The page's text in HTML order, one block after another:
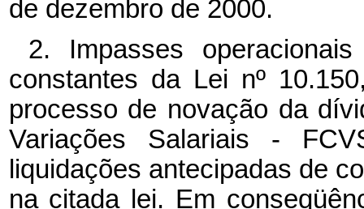
de dezembro de 2000.
2. Impasses
constantes da Lei nº
processo de novação da
Variações Salariais -
liquidações antecipadas de
na citada lei. Em